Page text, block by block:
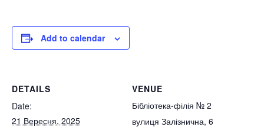
Add to calendar
DETAILS
Date:
21 Вересня, 2025
VENUE
Бібліотека-філія № 2
вулиця Залізнична, 6